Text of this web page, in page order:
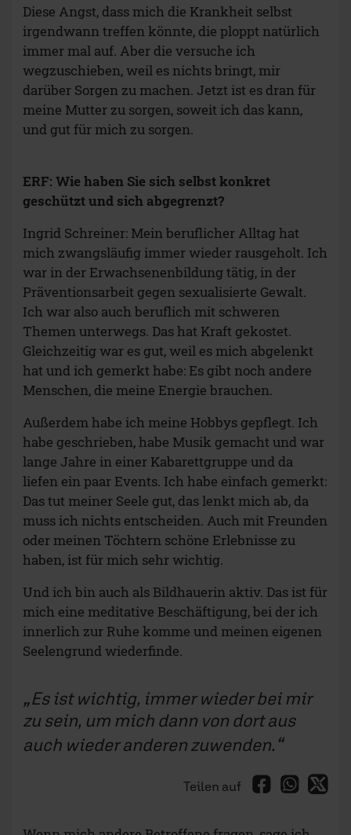
Diese Angst, dass mich die Krankheit selbst
irgendwann treffen könnte, die ploppt natürlich
immer mal auf. Aber die versuche ich
wegzuschieben, weil es nichts bringt, mir
darüber Sorgen zu machen. Jetzt ist es dran für
meine Mutter zu sorgen, soweit ich das kann,
und gut für mich zu sorgen.
ERF: Wie haben Sie sich selbst konkret
geschützt und sich abgegrenzt?
Ingrid Schreiner: Mein beruflicher Alltag hat
mich zwangsläufig immer wieder rausgeholt. Ich
war in der Erwachsenenbildung tätig, in der
Präventionsarbeit gegen sexualisierte Gewalt.
Ich war also auch beruflich mit schweren
Themen unterwegs. Das hat Kraft gekostet.
Gleichzeitig war es gut, weil es mich abgelenkt
hat und ich gemerkt habe: Es gibt noch andere
Menschen, die meine Energie brauchen.
Außerdem habe ich meine Hobbys gepflegt. Ich
habe geschrieben, habe Musik gemacht und war
lange Jahre in einer Kabarettgruppe und da
liefen ein paar Events. Ich habe einfach gemerkt:
Das tut meiner Seele gut, das lenkt mich ab, da
muss ich nichts entscheiden. Auch mit Freunden
oder meinen Töchtern schöne Erlebnisse zu
haben, ist für mich sehr wichtig.
Und ich bin auch als Bildhauerin aktiv. Das ist für
mich eine meditative Beschäftigung, bei der ich
innerlich zur Ruhe komme und meinen eigenen
Seelengrund wiederfinde.
Es ist wichtig, immer wieder bei mir
zu sein, um mich dann von dort aus
auch wieder anderen zuwenden.
Teilen auf